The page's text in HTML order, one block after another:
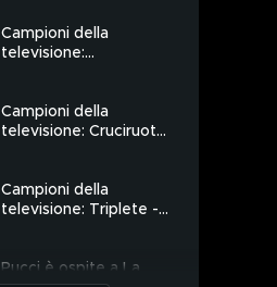
Campioni della
televisione:
Campioni della
televisione: Cruciruota
Campioni della
televisione: Triplete -
Pucci è ospite a La